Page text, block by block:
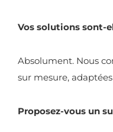
Vos solutions sont-
Absolument. Nous
sur mesure,
Proposez-vous un